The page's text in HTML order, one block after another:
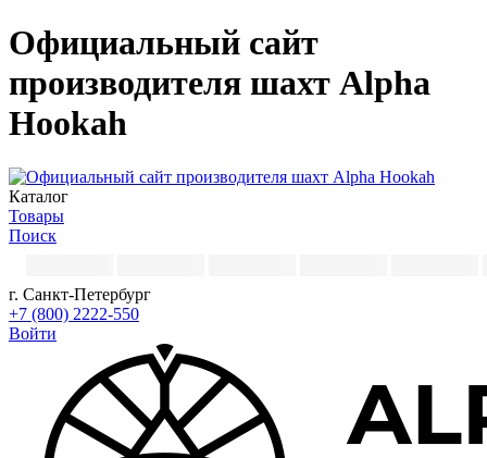
Официальный сайт
производителя шахт Alpha
Hookah
Каталог
Товары
Поиск
г. Санкт-Петербург
+7 (800) 2222-550
Войти